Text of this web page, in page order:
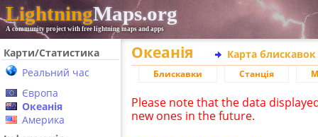
LightningMaps.org
A community project with free lightning maps and apps
Карти/Статистика
Реальний час
Європа
Океанія
Америка
Океанія Карта
Блискавки Станція
Please note that the data
new ones in the future.